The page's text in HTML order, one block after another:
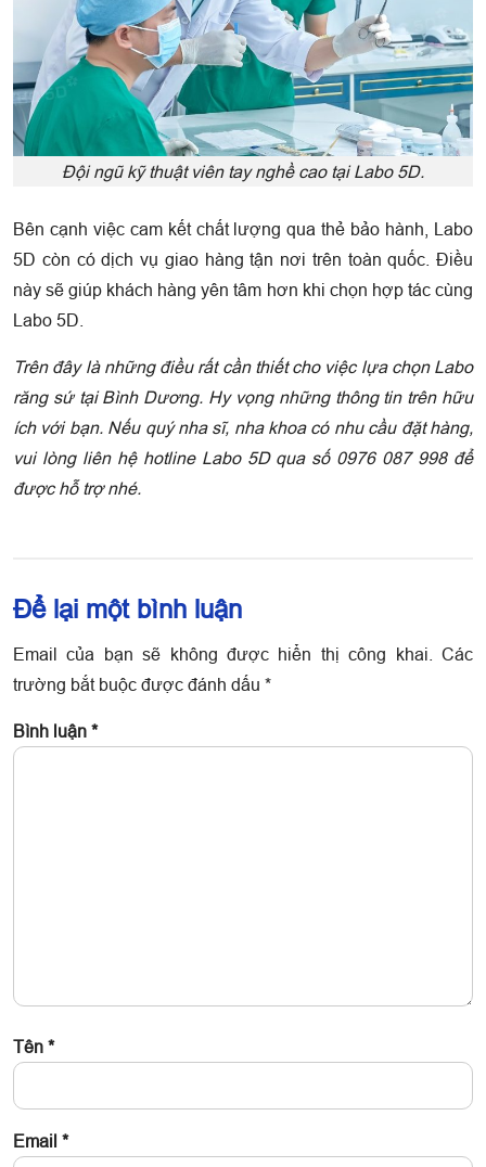
Đội ngũ kỹ thuật viên tay nghề cao tại Labo 5D.
Bên cạnh việc cam kết chất lượng qua thẻ bảo hành, Labo
5D còn có dịch vụ giao hàng tận nơi trên toàn quốc. Điều
này sẽ giúp khách hàng yên tâm hơn khi chọn hợp tác cùng
Labo 5D.
Trên đây là những điều rất cần thiết cho việc lựa chọn Labo
răng sứ tại Bình Dương. Hy vọng những thông tin trên hữu
ích với bạn. Nếu quý nha sĩ, nha khoa có nhu cầu đặt hàng,
vui lòng liên hệ hotline Labo 5D qua số 0976 087 998 để
được hỗ trợ nhé.
Để lại một bình luận
Email của bạn sẽ không được hiển thị công khai.
Các
trường bắt buộc được đánh dấu *
Bình luận *
Tên *
Email *